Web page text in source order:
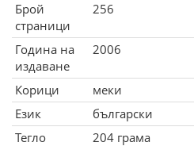
Брой
страници
256
Година на
издаване
2006
Корици
меки
Език
български
Тегло
204 грама